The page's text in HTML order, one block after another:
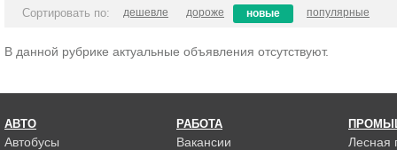
Сортировать по: дешевле дороже новые популярные
В данной рубрике актуальные объявления отсутствуют.
АВТО
Автобусы
РАБОТА
Вакансии
Лесная